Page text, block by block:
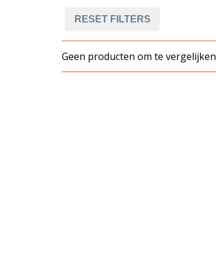
RESET FILTERS
Geen producten om te vergelijken